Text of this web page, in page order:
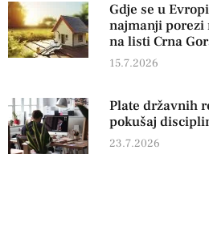
Gdje se u
najmanji porezi
na listi Crna
15.7.2026
Plate državnih
pokušaj
23.7.2026